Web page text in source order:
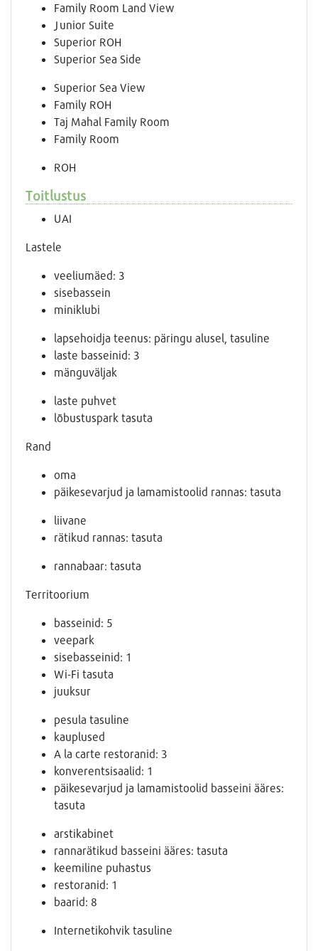
Family Room Land View
Junior Suite
Superior ROH
Superior Sea Side
Superior Sea View
Family ROH
Taj Mahal Family Room
Family Room
ROH
Toitlustus
UAI
Lastele
veeliumäed: 3
sisebassein
miniklubi
lapsehoidja teenus: päringu alusel, tasuline
laste basseinid: 3
mänguväljak
laste puhvet
lõbustuspark tasuta
Rand
oma
päikesevarjud ja lamamistoolid rannas: tasuta
liivane
rätikud rannas: tasuta
rannabaar: tasuta
Territoorium
basseinid: 5
veepark
sisebasseinid: 1
Wi-Fi tasuta
juuksur
pesula tasuline
kauplused
A la carte restoranid: 3
konverentsisaalid: 1
päikesevarjud ja lamamistoolid basseini ääres:
tasuta
arstikabinet
rannarätikud basseini ääres: tasuta
keemiline puhastus
restoranid: 1
baarid: 8
Internetikohvik tasuline